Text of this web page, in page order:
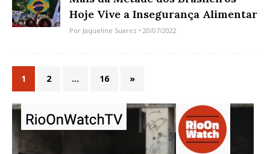
Hoje Vive a Insegurança Alimentar
Por Jaqueline Suarez • 20/07/2022
1 2 … 16 »